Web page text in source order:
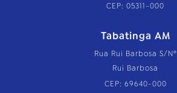
CEP: 05311-000
Tabatinga AM
Rua Rui Barbosa S/Nº
Rui Barbosa
CEP: 69640-000